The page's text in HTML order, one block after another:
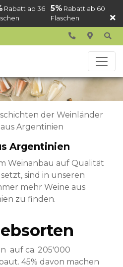
Rabatt ab 36
5%Rabatt ab 60
Flaschen
der Weinländer
Argentinien
Argentinien
Weinanbau auf Qualität
sind in unseren
mehr Weine aus
zu finden.
auf ca. 205'000
45% davon machen